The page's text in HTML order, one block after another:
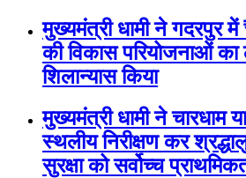
मुख्यमंत्री धामी ने गदरपुर
की विकास परियोजनाओं का
शिलान्यास किया
मुख्यमंत्री धामी ने चारधाम
स्थलीय निरीक्षण कर
सुरक्षा को सर्वोच्च